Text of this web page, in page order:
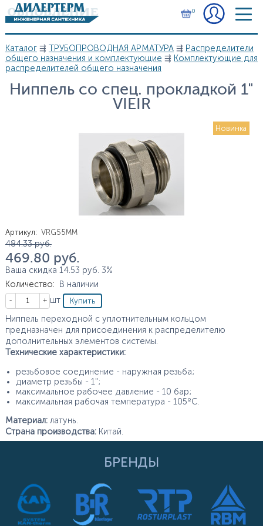
Перейти к основному содержанию
0
Вы здесь
Каталог⇶ ТРУБОПРОВОДНАЯ АРМАТУРА⇶ Распределители
общего назначения и комплектующие ⇶ Комплектующие для
распределителей общего назначения
Ниппель со спец. прокладкой 1"
VIEIR
Новинка
Артикул: VRG55MM
Цена
484.33 руб.
469.80 руб.
Ваша скидка 14.53 руб. 3%
Количество:
В наличии
Кол-во
шт
Ниппель переходной с уплотнительным кольцом
предназначен для присоединения к распределителю
дополнительных элементов системы.
Технические характеристики:
резьбовое соединение - наружная резьба;
диаметр резьбы - 1";
максимальное рабочее давление - 10 бар;
максимальная рабочая температура - 105ºС.
Материал:латунь.
Страна производства:Китай.
БРЕНДЫ